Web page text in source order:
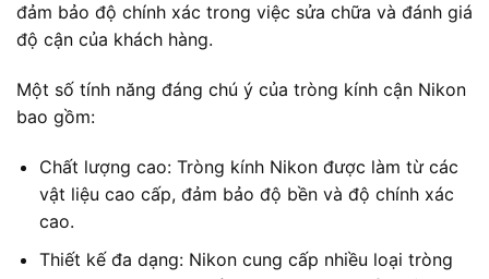
đảm bảo độ chính xác trong việc sửa chữa và đánh giá
độ cận của khách hàng.
Một số tính năng đáng chú ý của tròng kính cận Nikon
bao gồm:
Chất lượng cao: Tròng kính Nikon được làm từ các
vật liệu cao cấp, đảm bảo độ bền và độ chính xác
cao.
Thiết kế đa dạng: Nikon cung cấp nhiều loại tròng